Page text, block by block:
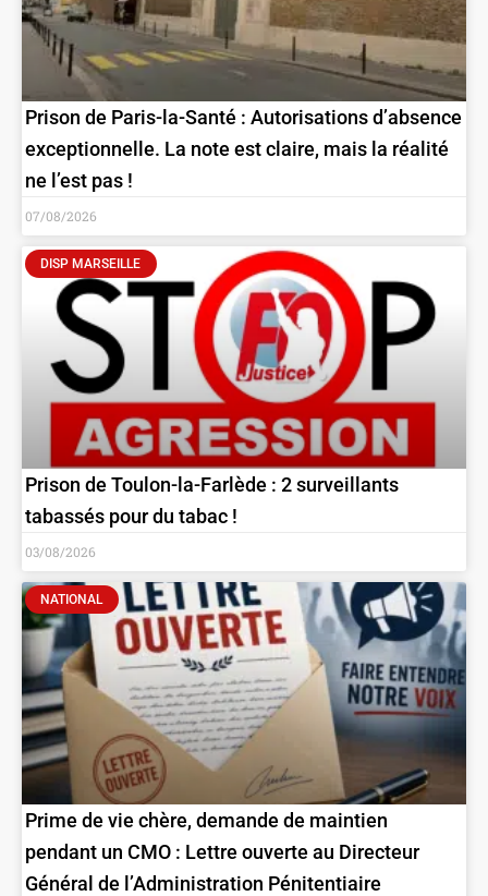
Prison de Paris-la-Santé : Autorisations d’absence
exceptionnelle. La note est claire, mais la réalité
ne l’est pas !
07/08/2026
DISP MARSEILLE
Prison de Toulon-la-Farlède : 2 surveillants
tabassés pour du tabac !
03/08/2026
NATIONAL
Prime de vie chère, demande de maintien
pendant un CMO : Lettre ouverte au Directeur
Général de l’Administration Pénitentiaire